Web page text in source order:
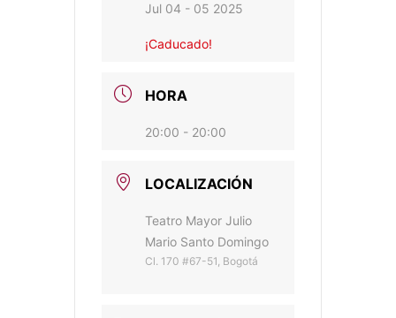
Jul 04 - 05 2025
¡Caducado!
HORA
20:00 - 20:00
LOCALIZACIÓN
Teatro Mayor Julio
Mario Santo Domingo
Cl. 170 #67-51, Bogotá